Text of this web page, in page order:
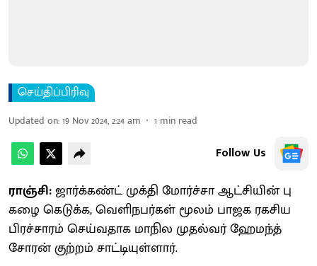
செய்திப்பிரிவு
Updated on:19 Nov 2024, 2:24 am 1 min read
Follow Us
ராஞ்சி:ஜார்க்​கண்​ட்​ ​முக்​தி மோர்ச்​சா ஆட்​சி​யின்​ பு​
கழை கெடு​க்​க, வெளிநபர்​கள்​ மூலம்​ பாஜக ரகசி​ய
பிரச்​சா​ரம்​ செய்​வ​தாக ​மாநில ​முதல்​வர்​ ஹேமந்த்​
சோரன்​ குற்​றம்​ சாட்​டி​யுள்​ளார்​.